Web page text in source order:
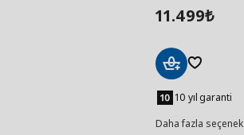
11.499₺
Ekle 10 yıl garanti
Daha fazla seçenek